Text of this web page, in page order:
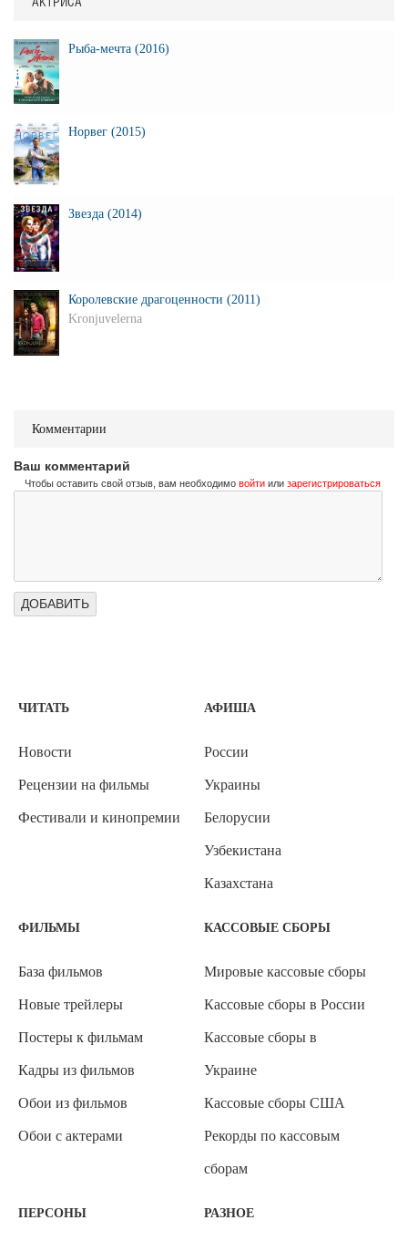
Рыба-мечта (2016)
Норвег (2015)
Звезда (2014)
Королевские драгоценности (2011)
Kronjuvelerna
Комментарии
Ваш комментарий
Чтобы оставить свой отзыв, вам необходимо войти или зарегистрироваться
ЧИТАТЬ
Новости
Рецензии на фильмы
Фестивали и кинопремии
АФИША
России
Украины
Белорусии
Узбекистана
Казахстана
ФИЛЬМЫ
База фильмов
Новые трейлеры
Постеры к фильмам
Кадры из фильмов
Обои из фильмов
Обои с актерами
КАССОВЫЕ СБОРЫ
Мировые кассовые сборы
Кассовые сборы в России
Кассовые сборы в
Украине
Кассовые сборы США
Рекорды по кассовым
сборам
ПЕРСОНЫ РАЗНОЕ